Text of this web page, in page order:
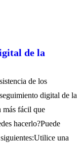
de la
de los
digital de la
más fácil que
hacerlo?Puede
una